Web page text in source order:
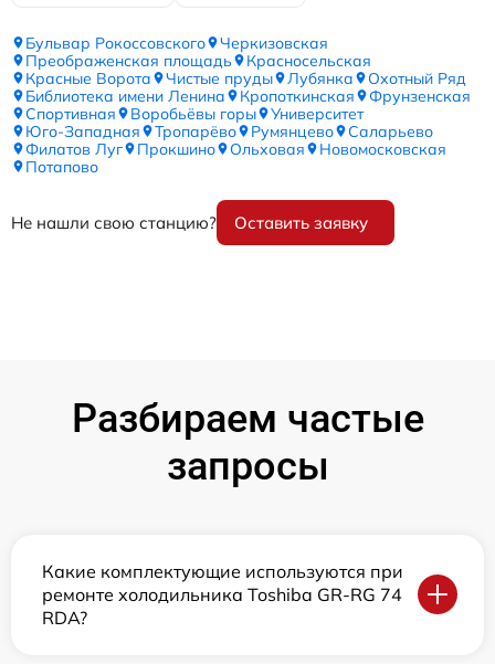
Бульвар Рокоссовского
Черкизовская
Преображенская площадь
Красносельская
Красные Ворота
Чистые пруды Лубянка
Охотный Ряд
Библиотека имени Ленина
Кропоткинская
Фрунзенская
Спортивная
Воробьёвы горы
Университет
Юго-Западная
Тропарёво Румянцево
Саларьево
Филатов Луг
Прокшино Ольховая
Новомосковская
Потапово
Не нашли свою станцию? Оставить заявку
Разбираем частые
запросы
Какие комплектующие используются при
ремонте холодильника Toshiba GR-RG 74
RDA?